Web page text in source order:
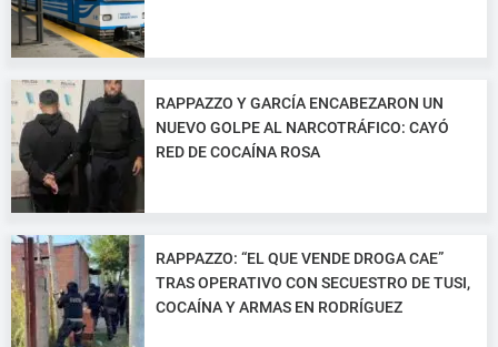
RAPPAZZO Y GARCÍA ENCABEZARON UN
NUEVO GOLPE AL NARCOTRÁFICO: CAYÓ
RED DE COCAÍNA ROSA
RAPPAZZO: “EL QUE VENDE DROGA CAE”
TRAS OPERATIVO CON SECUESTRO DE TUSI,
COCAÍNA Y ARMAS EN RODRÍGUEZ